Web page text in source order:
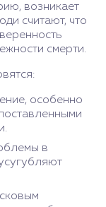
возникает
считают, что
смерти.
особенно
в